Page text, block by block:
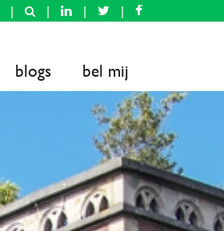
| | | |
blogs bel mij